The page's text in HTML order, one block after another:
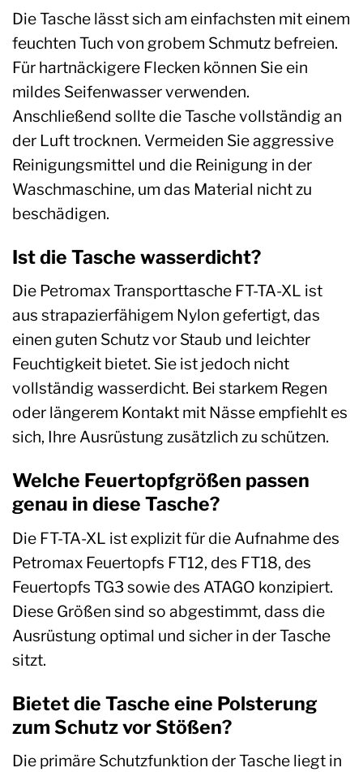
Die Tasche lässt sich am einfachsten mit einem
feuchten Tuch von grobem Schmutz befreien.
Für hartnäckigere Flecken können Sie ein
mildes Seifenwasser verwenden.
Anschließend sollte die Tasche vollständig an
der Luft trocknen. Vermeiden Sie aggressive
Reinigungsmittel und die Reinigung in der
Waschmaschine, um das Material nicht zu
beschädigen.
Ist die Tasche wasserdicht?
Die Petromax Transporttasche FT-TA-XL ist
aus strapazierfähigem Nylon gefertigt, das
einen guten Schutz vor Staub und leichter
Feuchtigkeit bietet. Sie ist jedoch nicht
vollständig wasserdicht. Bei starkem Regen
oder längerem Kontakt mit Nässe empfiehlt es
sich, Ihre Ausrüstung zusätzlich zu schützen.
Welche Feuertopfgrößen passen
genau in diese Tasche?
Die FT-TA-XL ist explizit für die Aufnahme des
Petromax Feuertopfs FT12, des FT18, des
Feuertopfs TG3 sowie des ATAGO konzipiert.
Diese Größen sind so abgestimmt, dass die
Ausrüstung optimal und sicher in der Tasche
sitzt.
Bietet die Tasche eine Polsterung
zum Schutz vor Stößen?
Die primäre Schutzfunktion der Tasche liegt in